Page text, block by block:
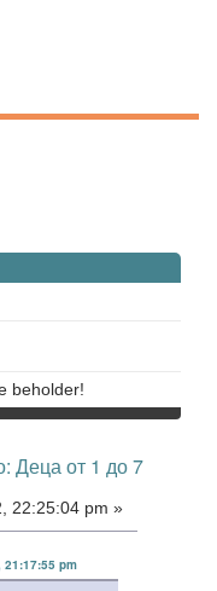
beholder!
Деца от 1 до 7
22:25:04 pm »
pm